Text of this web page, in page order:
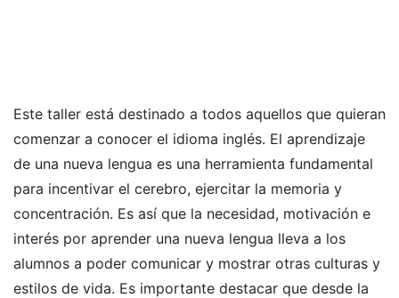
Este taller está destinado a todos aquellos que quieran
comenzar a conocer el idioma inglés. El aprendizaje
de una nueva lengua es una herramienta fundamental
para incentivar el cerebro, ejercitar la memoria y
concentración. Es así que la necesidad, motivación e
interés por aprender una nueva lengua lleva a los
alumnos a poder comunicar y mostrar otras culturas y
estilos de vida. Es importante destacar que desde la